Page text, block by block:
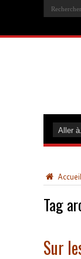
Accueil
Tag
Sur